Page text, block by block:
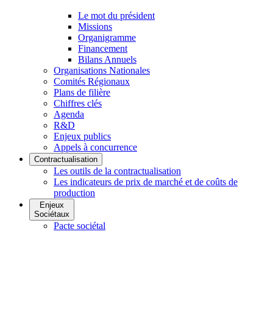
Le mot du président
Missions
Organigramme
Financement
Bilans Annuels
Organisations Nationales
Comités Régionaux
Plans de filière
Chiffres clés
Agenda
R&D
Enjeux publics
Appels à concurrence
Contractualisation
Les outils de la contractualisation
Les indicateurs de prix de marché et de coûts de
production
Enjeux
Sociétaux
Pacte sociétal